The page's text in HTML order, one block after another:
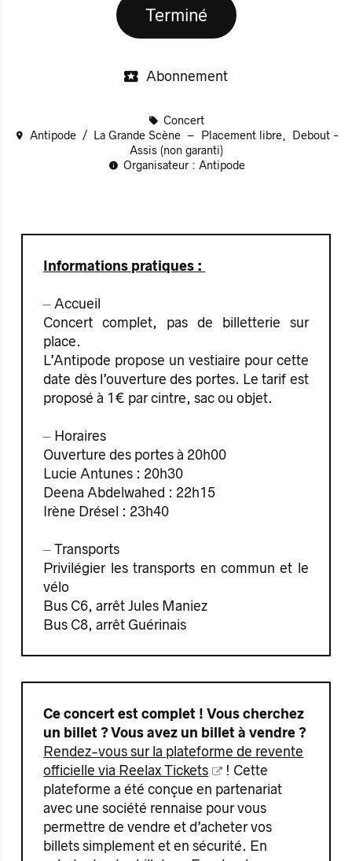
Terminé
Abonnement
Concert
Antipode
La Grande Scène Placement libre
Debout -
Assis (non garanti)
Organisateur : Antipode
Informations pratiques :
⏤ Accueil
Concert complet, pas de billetterie sur
place.
L’Antipode propose un vestiaire pour cette
date dès l’ouverture des portes. Le tarif est
proposé à 1€ par cintre, sac ou objet.
⏤ Horaires
Ouverture des portes à 20h00
Lucie Antunes : 20h30
Deena Abdelwahed : 22h15
Irène Drésel : 23h40
⏤ Transports
Privilégier les transports en commun et le
vélo
Bus C6, arrêt Jules Maniez
Bus C8, arrêt Guérinais
Ce concert est complet ! Vous cherchez
un billet ? Vous avez un billet à vendre ?
Rendez-vous sur la plateforme de revente
officielle via Reelax Tickets
! Cette
plateforme a été conçue en partenariat
avec une société rennaise pour vous
permettre de vendre et d’acheter vos
billets simplement et en sécurité. En